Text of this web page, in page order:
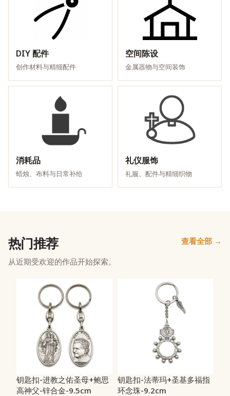
DIY 配件
创作材料与精细配件
空间陈设
金属器物与空间装饰
消耗品
蜡烛、布料与日常补给
礼仪服饰
礼服、配件与精细织物
热门推荐
从近期受欢迎的作品开始探索。
查看全部 →
钥匙扣-进教之佑圣母+鲍思
高神父-锌合金-9.5cm
钥匙扣-法蒂玛+圣基多福指
环念珠-9.2cm